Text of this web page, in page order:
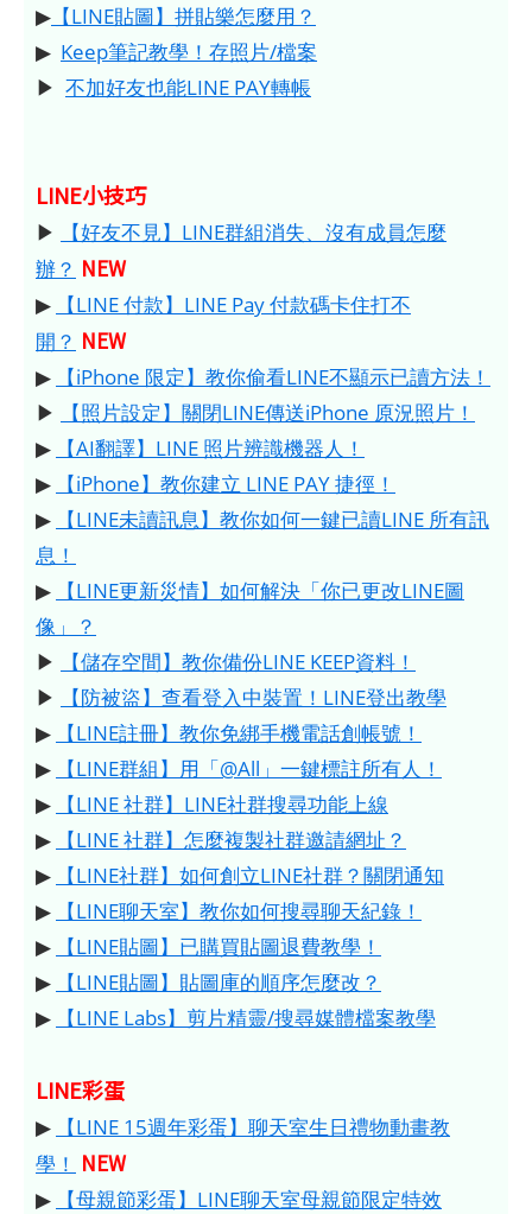
▶ 【LINE貼圖】拼貼樂怎麼用？
▶ Keep筆記教學！存照片/檔案
▶ 不加好友也能LINE PAY轉帳
LINE小技巧
▶
【好友不見】LINE群組消失、沒有成員怎麼
辦？ NEW
▶
【LINE 付款】LINE Pay 付款碼卡住打不
開？ NEW
▶
【iPhone 限定】教你偷看LINE不顯示已讀方法！
▶
【照片設定】關閉LINE傳送iPhone 原況照片！
▶
【AI翻譯】LINE 照片辨識機器人！
▶
【iPhone】教你建立 LINE PAY 捷徑！
▶
【LINE未讀訊息】教你如何一鍵已讀LINE 所有訊
息！
▶
【LINE更新災情】如何解決「你已更改LINE圖
像」？
▶
【儲存空間】教你備份LINE KEEP資料！
▶
【防被盜】查看登入中裝置！LINE登出教學
▶
【LINE註冊】教你免綁手機電話創帳號！
▶
【LINE群組】用「@All」一鍵標註所有人！
▶
【LINE 社群】LINE社群搜尋功能上線
▶
【LINE 社群】怎麼複製社群邀請網址？
▶
【LINE社群】如何創立LINE社群？關閉通知
▶
【LINE聊天室】教你如何搜尋聊天紀錄！
▶
【LINE貼圖】已購買貼圖退費教學！
▶
【LINE貼圖】貼圖庫的順序怎麼改？
▶
【LINE Labs】剪片精靈/搜尋媒體檔案教學
LINE彩蛋
▶
【LINE 15週年彩蛋】聊天室生日禮物動畫教
學！ NEW
▶
【母親節彩蛋】LINE聊天室母親節限定特效